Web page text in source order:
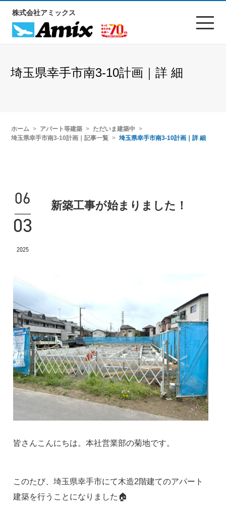
株式会社アミックス
埼玉県幸手市南3-10計画｜詳 細
ホーム アパート等建築
ただいま建築中
埼玉県幸手市南3-10計画｜記事一覧
埼玉県幸手市南3-10計画｜詳 細
06
03
2025
新築工事が始まりました！
皆さんこんにちは。本社営業部の菊地です。
このたび、埼玉県幸手市にて木造2階建てのアパート
建築を行うことになりました🏠